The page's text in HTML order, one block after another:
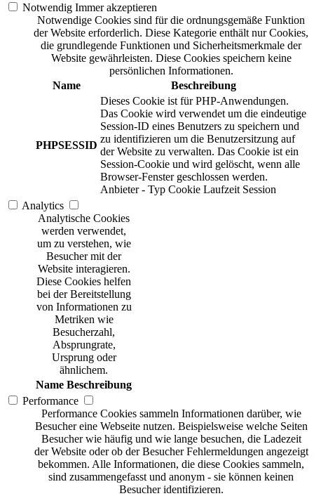
Notwendig Immer akzeptieren
Notwendige Cookies sind für die ordnungsgemäße Funktion
der Website erforderlich. Diese Kategorie enthält nur Cookies,
die grundlegende Funktionen und Sicherheitsmerkmale der
Website gewährleisten. Diese Cookies speichern keine
persönlichen Informationen.
Name
Beschreibung
PHPSESSID
Dieses Cookie ist für PHP-Anwendungen.
Das Cookie wird verwendet um die eindeutige
Session-ID eines Benutzers zu speichern und
zu identifizieren um die Benutzersitzung auf
der Website zu verwalten. Das Cookie ist ein
Session-Cookie und wird gelöscht, wenn alle
Browser-Fenster geschlossen werden.
Anbieter - Typ Cookie Laufzeit Session
Analytics
Analytische Cookies
werden verwendet,
um zu verstehen, wie
Besucher mit der
Website interagieren.
Diese Cookies helfen
bei der Bereitstellung
von Informationen zu
Metriken wie
Besucherzahl,
Absprungrate,
Ursprung oder
ähnlichem.
Name Beschreibung
Performance
Performance Cookies sammeln Informationen darüber, wie
Besucher eine Webseite nutzen. Beispielsweise welche Seiten
Besucher wie häufig und wie lange besuchen, die Ladezeit
der Website oder ob der Besucher Fehlermeldungen angezeigt
bekommen. Alle Informationen, die diese Cookies sammeln,
sind zusammengefasst und anonym - sie können keinen
Besucher identifizieren.